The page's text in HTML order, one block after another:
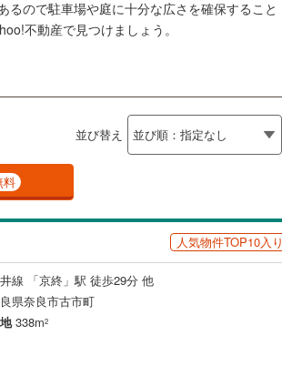
ので駐車場や庭に十分な広さを確保すること
不動産で見つけましょう。
並び替え
料
人気物件TOP10入り
線 「京終」駅 徒歩29分 他
県奈良市古市町
338m2
静岡 三重
岡山 広島 山口
高知
長崎
の条件で検索する
生駒郡安堵町
高市郡高取町(0)
北葛城郡王寺町(0)
吉野郡十津川村(0)
吉野郡川上村(0)
の条件で検索する
の条件で検索する
IT重説可（1 ）
保存した条件を見る
検索条件を保存する